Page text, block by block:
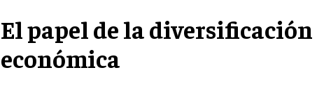
El papel de la diversificación
económica